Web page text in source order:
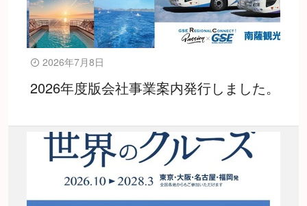
2026年7月8日
2026年度版会社事業案内発行しました。